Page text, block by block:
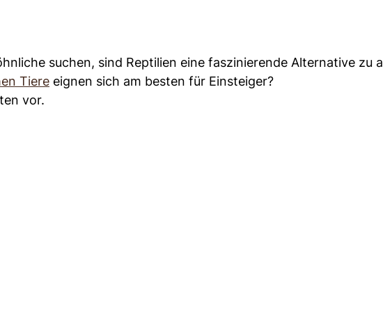
suchen, sind Reptilien eine faszinierende Alternative zu
Tiere eignen sich am besten für Einsteiger?
vor.